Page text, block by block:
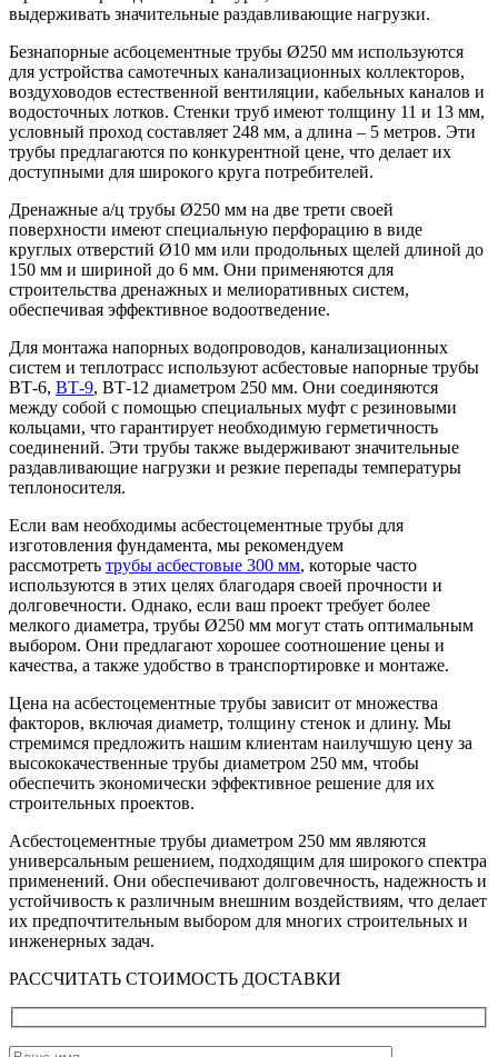
выдерживать значительные раздавливающие нагрузки.
Безнапорные асбоцементные трубы Ø250 мм используются
для устройства самотечных канализационных коллекторов,
воздуховодов естественной вентиляции, кабельных каналов и
водосточных лотков. Стенки труб имеют толщину 11 и 13 мм,
условный проход составляет 248 мм, а длина – 5 метров. Эти
трубы предлагаются по конкурентной цене, что делает их
доступными для широкого круга потребителей.
Дренажные а/ц трубы Ø250 мм на две трети своей
поверхности имеют специальную перфорацию в виде
круглых отверстий Ø10 мм или продольных щелей длиной до
150 мм и шириной до 6 мм. Они применяются для
строительства дренажных и мелиоративных систем,
обеспечивая эффективное водоотведение.
Для монтажа напорных водопроводов, канализационных
систем и теплотрасс используют асбестовые напорные трубы
ВТ-6, ВТ-9, ВТ-12 диаметром 250 мм. Они соединяются
между собой с помощью специальных муфт с резиновыми
кольцами, что гарантирует необходимую герметичность
соединений. Эти трубы также выдерживают значительные
раздавливающие нагрузки и резкие перепады температуры
теплоносителя.
Если вам необходимы асбестоцементные трубы для
изготовления фундамента, мы рекомендуем
рассмотреть трубы асбестовые 300 мм, которые часто
используются в этих целях благодаря своей прочности и
долговечности. Однако, если ваш проект требует более
мелкого диаметра, трубы Ø250 мм могут стать оптимальным
выбором. Они предлагают хорошее соотношение цены и
качества, а также удобство в транспортировке и монтаже.
Цена на асбестоцементные трубы зависит от множества
факторов, включая диаметр, толщину стенок и длину. Мы
стремимся предложить нашим клиентам наилучшую цену за
высококачественные трубы диаметром 250 мм, чтобы
обеспечить экономически эффективное решение для их
строительных проектов.
Асбестоцементные трубы диаметром 250 мм являются
универсальным решением, подходящим для широкого спектра
применений. Они обеспечивают долговечность, надежность и
устойчивость к различным внешним воздействиям, что делает
их предпочтительным выбором для многих строительных и
инженерных задач.
РАССЧИТАТЬ СТОИМОСТЬ ДОСТАВКИ